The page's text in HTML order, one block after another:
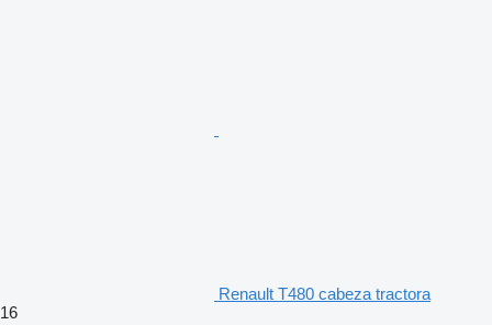
Renault T480 cabeza tractora
16